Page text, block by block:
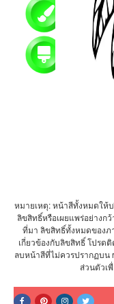
หมายเหตุ: หน้าสีทั้งหมดให้
ลิขสิทธิ์หรือเผยแพร่อย่างก
ที่มา ลิขสิทธิ์ทั้งหมดของภ
เกี่ยวข้องกับลิขสิทธิ์ โปรดติ
ลบหน้าสีที่ไม่ควรปรากฏบน
ส่วนตัวเ